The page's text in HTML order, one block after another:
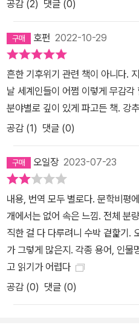
노동자들의 연대에 기여함으로써
는 점 등이 그러한 예다. 고시는 또
발전이 억제됨으로써 의도치는 않
세가―만약 그렇지 않았을 경우에
킨다. 이미 우리 앞에 와 있는 새로
주목할 만하다. 그는 2부에서 “그
효력을 발휘할 수 없다”고 말한다.
만 이해하려 하면 안 된다는 측면
은 우리의 시야를 넓혀주는 소중
론과 견해를 달리하는 부분도 있
서 전하는 메시지에는 이견이 없을 것이다. “실천을 위
지난하고 벅찰 것이며, 그 투쟁을
인한 몇몇 심각하고 파괴적인 결과
이다. 하지만 나는 그러한 투쟁을
세상을 바라볼 줄 아는 세대가 출
공감 (2) 댓글 (0)
호펀 2022-10-29
흔한 기후위기 관련 책이 아니다.
날 세계인들이 어쩜 이렇게 무감
분야별로 깊이 있게 파고든 책. 강
공감 (1) 댓글 (0)
오일장2023-07-23
내용, 번역 모두 별로다. 문학비평
개에서는 없어 속은 느낌. 전체 분
직한 걸 다 다루려니 수박 겉핥기.
가 그렇게 많은지. 각종 용어, 인물
고 읽기가 어렵다
공감 (0) 댓글 (0)